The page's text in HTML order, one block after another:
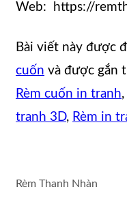
Web: https://
Bài viết này được
cuốn và được gắn
Rèm cuốn in tranh,
tranh 3D, Rèm in
Rèm Thanh Nhàn